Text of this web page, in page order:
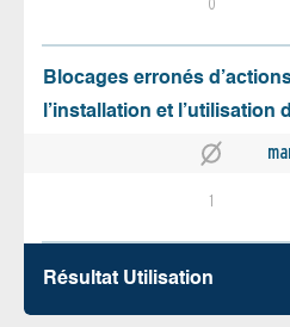
Blocages erronés
l’installation et
1
Résultat Utilisation